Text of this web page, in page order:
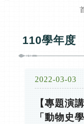
110學年度
2022-03-03
【專題演
「動物史